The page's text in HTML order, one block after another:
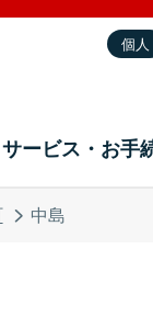
個人
サービス・お手
中島